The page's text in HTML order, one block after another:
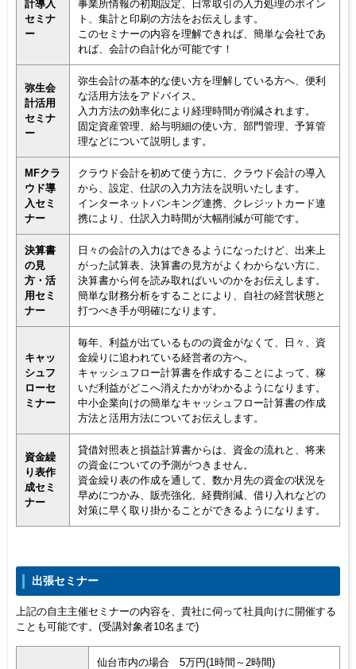
計導入
セミナ
ー
事業所情報の初期設定、日常取引の入力処理のポイン
ト、集計と印刷の方法をお伝えします。
このセミナーの内容を理解できれば、簡単な会社であ
れば、会計の自計化が可能です！
弥生会
計活用
セミナ
ー
弥生会計の基本的な使い方を理解している方へ、便利
な活用方法をアドバイス。
入力方法の効率化により経理時間が削減されます。
固定資産管理、給与明細の使い方、部門管理、予算管
理などについて説明します。
MFクラ
ウド導
入セミ
ナー
クラウド会計を初めて使う方に、クラウド会計の導入
から、設定、仕訳の入力方法を説明いたします。
インターネットバンキング連携、クレジットカード連
携により、仕訳入力時間が大幅削減が可能です。
決算書
の見
方・活
用セミ
ナー
日々の会計の入力はできるようになったけど、出来上
がった試算表、決算書の見方がよくわからない方に、
決算書から何を読み取ればいいのかをお伝えします。
簡単な財務分析をすることにより、自社の経営状態と
打つべき手が明確になります。
キャッ
シュフ
ローセ
ミナー
毎年、利益が出ているものの資金がなくて、日々、資
金繰りに追われている経営者の方へ。
キャッシュフロー計算書を作成することによって、稼
いだ利益がどこへ消えたかがわかるようになります。
中小企業向けの簡単なキャッシュフロー計算書の作成
方法と活用方法についてお伝えします。
資金繰
り表作
成セミ
ナー
貸借対照表と損益計算書からは、資金の流れと、将来
の資金についての予測がつきません。
資金繰り表の作成を通して、数か月先の資金の状況を
早めにつかみ、販売強化、経費削減、借り入れなどの
対策に早く取り掛かることができるようになります。
出張セミナー
上記の自主主催セミナーの内容を、貴社に伺って社員向けに開催する
ことも可能です。(受講対象者10名まで)
仙台市内の場合 5万円(1時間～2時間)